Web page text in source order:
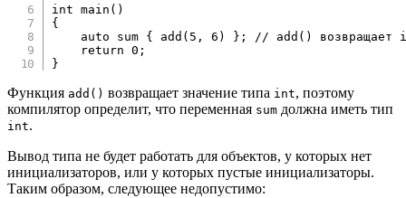
int
main ( )
{
auto sum { add ( 5 , 6 ) } ;
// add() возвращает
return
0 ;
}
Функция add() возвращает значение типа int, поэтому
компилятор определит, что переменная sum должна иметь тип
int.
Вывод типа не будет работать для объектов, у которых нет
инициализаторов, или у которых пустые инициализаторы.
Таким образом, следующее недопустимо: